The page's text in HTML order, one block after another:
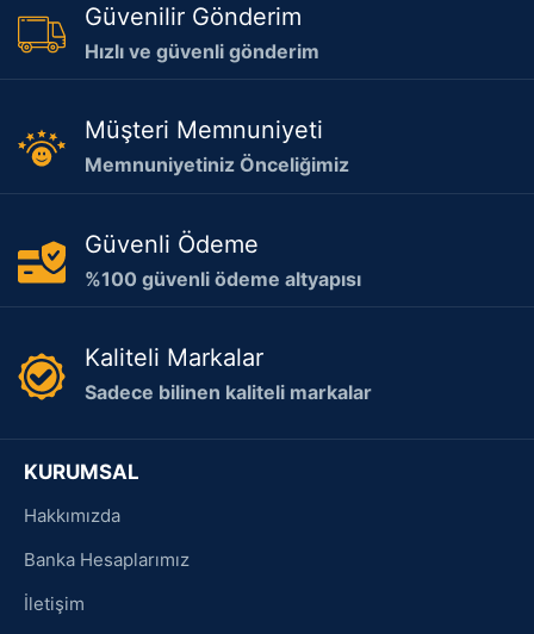
Güvenilir Gönderim
Hızlı ve güvenli gönderim
Müşteri Memnuniyeti
Memnuniyetiniz Önceliğimiz
Güvenli Ödeme
%100 güvenli ödeme altyapısı
Kaliteli Markalar
Sadece bilinen kaliteli markalar
KURUMSAL
Hakkımızda
Banka Hesaplarımız
İletişim